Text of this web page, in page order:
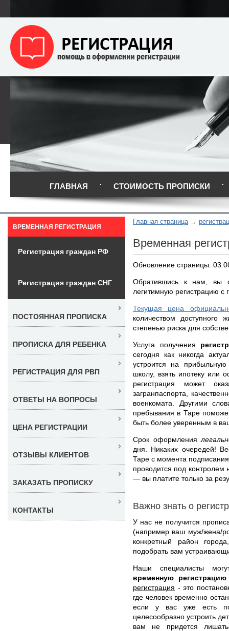
ГЛАВНАЯ СТОИМОСТЬ ПРОПИСКИ
Главная страница
Временная
Обновление страницы:
Обратившись к нам, вы
легитимную регистрацию с
Текущая цена
количеством
степенью риска для
Услуга получения
сегодня как никогда
устроится на
школу, взять ипотеку или
регистрация может
загранпаспорта,
военкомата. Другими
пребывания в Таре
быть более уверенным в
Срок оформления
дня. Никаких очередей!
Таре с момента
проводится под
— вы платите только за
Важно знать о
У нас не получится
(например ваш муж/жена/
конкретный район
подобрать вам
Наши специалисты
временную
регистрация - это
где человек временно
если у вас уже есть
целесообразно устроить
вам не придется
ВРЕМЕННАЯ РЕГИСТРАЦИЯ
Регистрация граждан РФ
Регистрация граждан СНГ
ПОСТОЯННАЯ ПРОПИСКА
ПРОПИСКА ДЛЯ РЕБЕНКА
РЕГИСТРАЦИЯ ДЛЯ РВП
ОТВЕТЫ НА ВОПРОСЫ
ЦЕНА РЕГИСТРАЦИИ
ОТЗЫВЫ КЛИЕНТОВ
ЗАКАЗАТЬ ПРОПИСКУ
КОНТАКТЫ